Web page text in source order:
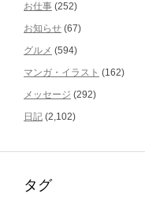
お仕事 (252)
お知らせ (67)
グルメ (594)
マンガ・イラスト (162)
メッセージ (292)
日記 (2,102)
タグ